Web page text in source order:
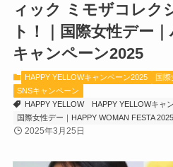
ィック ミモザコレク
ト！｜国際女性デー
キャンペーン2025
HAPPY YELLOWキャンペーン2025
国
SNSキャンペーン
HAPPY YELLOW
HAPPY YELLOWキャ
国際女性デー｜HAPPY WOMAN FESTA 2025
2025年3月25日